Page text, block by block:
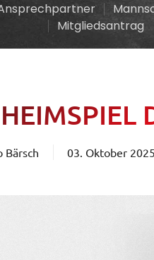
Mitgliedsantrag
Bärsch 03. Oktober 2025